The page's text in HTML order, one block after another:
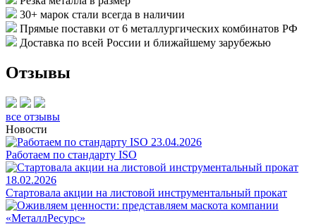
30+ марок стали всегда в наличии
Прямые поставки от 6 металлургических комбинатов РФ
Доставка по всей России и ближайшему зарубежью
Отзывы
все отзывы
Новости
23.04.2026
Работаем по стандарту ISO
18.02.2026
Стартовала акции на листовой инструментальный прокат